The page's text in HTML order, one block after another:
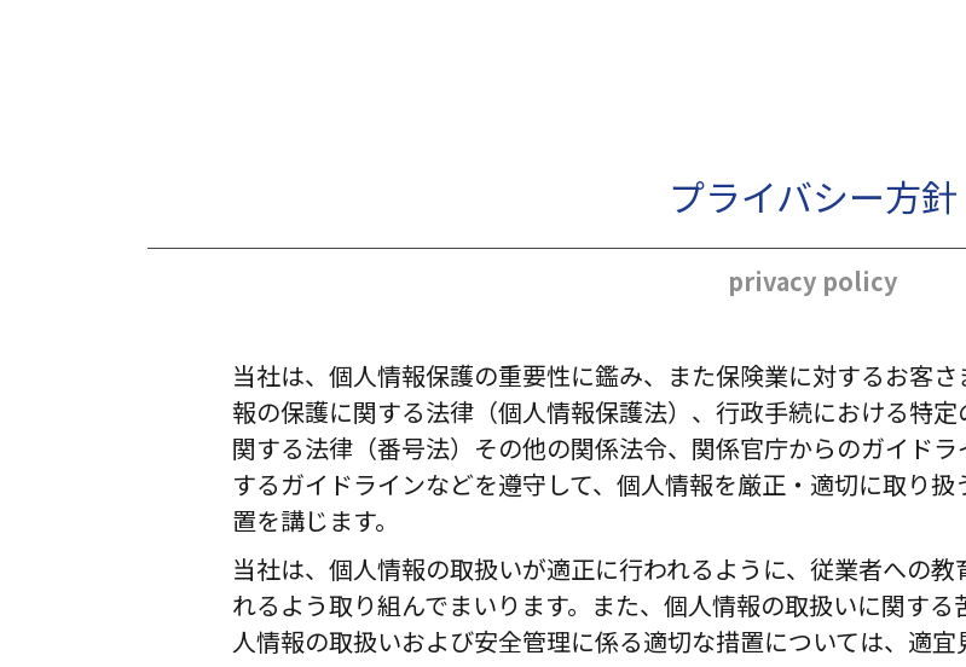
プライバシー方針
privacy policy
当社は、個人情報保護の重要性に鑑み、また保険業に対するお客
報の保護に関する法律（個人情報保護法）、行政手続における特
関する法律（番号法）その他の関係法令、関係官庁からのガイド
するガイドラインなどを遵守して、個人情報を厳正・適切に取り
置を講じます。
当社は、個人情報の取扱いが適正に行われるように、従業者への
れるよう取り組んでまいります。また、個人情報の取扱いに関す
人情報の取扱いおよび安全管理に係る適切な措置については、適宜